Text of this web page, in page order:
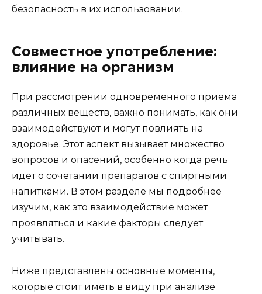
безопасность в их использовании.
Совместное употребление:
влияние на организм
При рассмотрении одновременного приема
различных веществ, важно понимать, как они
взаимодействуют и могут повлиять на
здоровье. Этот аспект вызывает множество
вопросов и опасений, особенно когда речь
идет о сочетании препаратов с спиртными
напитками. В этом разделе мы подробнее
изучим, как это взаимодействие может
проявляться и какие факторы следует
учитывать.
Ниже представлены основные моменты,
которые стоит иметь в виду при анализе